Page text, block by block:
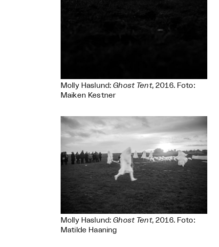
Molly Haslund:Ghost Tent, 2016. Foto:
Maiken Kestner
Molly Haslund:Ghost Tent, 2016. Foto:
Matilde Haaning